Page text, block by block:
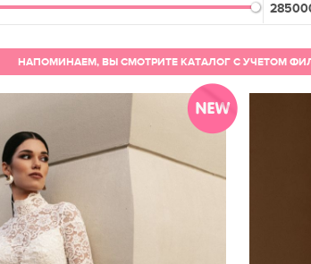
НАПОМИНАЕМ, ВЫ СМОТРИТЕ КАТАЛОГ С УЧЕТОМ